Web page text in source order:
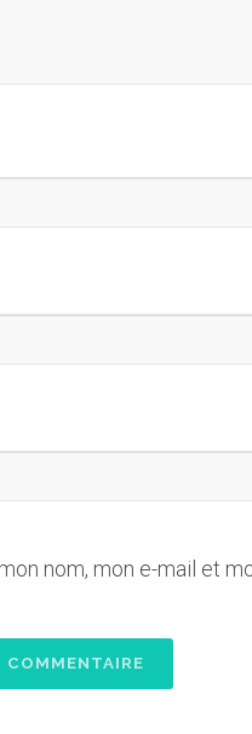
nom, mon e-mail et